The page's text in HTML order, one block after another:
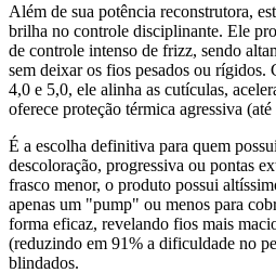
Além de sua potência reconstrutora,
brilha no controle disciplinante. Ele
de controle intenso de frizz, sendo
sem deixar os fios pesados ou
4,0 e 5,0, ele alinha as cutículas,
oferece proteção térmica agressiva
É a escolha definitiva para quem
descoloração, progressiva ou pontas
frasco menor, o produto possui
apenas um "pump" ou menos para
forma eficaz, revelando fios mais
(reduzindo em 91% a dificuldade no
blindados.